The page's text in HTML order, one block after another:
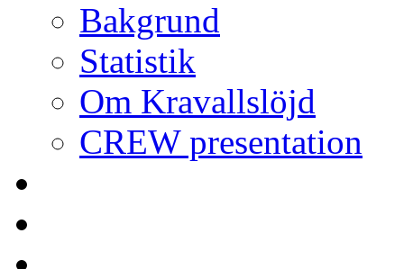
Bakgrund
Statistik
Om Kravallslöjd
CREW presentation